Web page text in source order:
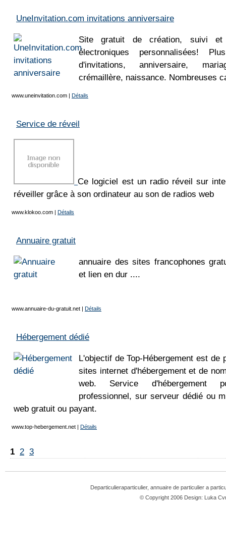
UneInvitation.com invitations anniversaire
Site gratuit de création, suivi et
électroniques personnalisées!
d'invitations, anniversaire,
crémaillère, naissance. Nombreuses
www.uneinvitation.com | Détails
Service de réveil
Ce logiciel est un radio réveil sur
réveiller grâce à son ordinateur au son de radios web
www.klokoo.com | Détails
Annuaire gratuit
annuaire des sites francophones
et lien en dur ....
www.annuaire-du-gratuit.net | Détails
Hébergement dédié
L'objectif de Top-Hébergement est de
sites internet d'hébergement et de
web. Service d'hébergement
professionnel, sur serveur dédié ou
web gratuit ou payant.
www.top-hebergement.net | Détails
1 2 3
Departiculieraparticulier, annuaire de particulier a
© Copyright 2006 Design: Luka